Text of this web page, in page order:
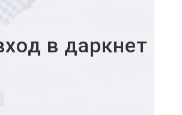
в даркнет